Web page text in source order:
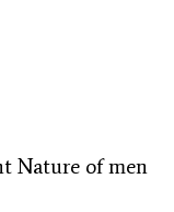
Nature of men